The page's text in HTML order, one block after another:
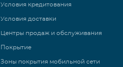
Условия кредитования
Условия доставки
Центры продаж и обслуживания
Покрытие
Зоны покрытия мобильной сети